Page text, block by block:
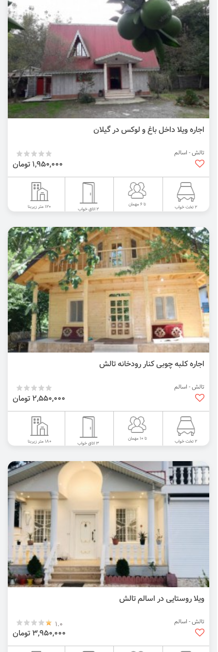
اجاره ویلا داخل باغ و لوکس در گیلان
تالش - اسالم
1,950,000 تومان
2 تخت خواب تا 6 مهمان
2 اتاق خواب 120 متر زیربنا
اجاره کلبه چوبی کنار رودخانه تالش
تالش - اسالم
2,550,000 تومان
2 تخت خواب تا 10 مهمان
3 اتاق خواب 180 متر زیربنا
ویلا روستایی در اسالم تالش
تالش - اسالم 1.0
3,950,000 تومان